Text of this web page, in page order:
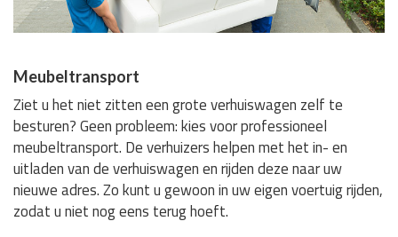
Meubeltransport
Ziet u het niet zitten een grote verhuiswagen zelf te
besturen? Geen probleem: kies voor professioneel
meubeltransport. De verhuizers helpen met het in- en
uitladen van de verhuiswagen en rijden deze naar uw
nieuwe adres. Zo kunt u gewoon in uw eigen voertuig rijden,
zodat u niet nog eens terug hoeft.